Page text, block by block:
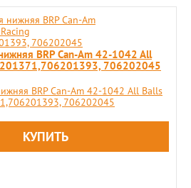
BRP Can-Am 42-1042 All
706202045
BRP Can-Am 42-1042 All Balls
706202045